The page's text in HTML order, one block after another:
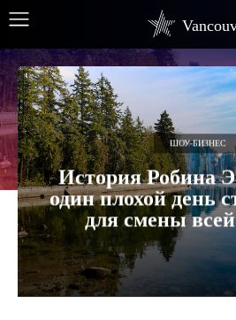
ШОУ-БИЗНЕС
История Робина
один плохой день
для смены